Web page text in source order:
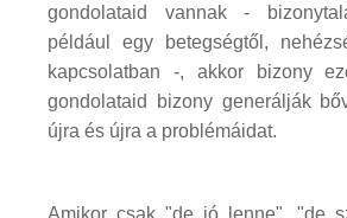
gondolataid vannak -
például egy betegségtől,
kapcsolatban -, akkor bizony
gondolataid bizony generálják
újra és újra a problémáidat.
Amikor csak "de jó lenne", "de